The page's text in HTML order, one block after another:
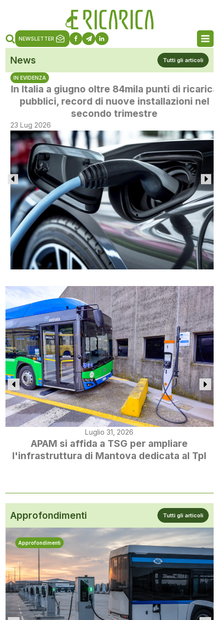
NEWSLETTER
News Tutti gli articoli
IN EVIDENZA
In Italia a giugno oltre 84mila punti di ricarica
pubblici, record di nuove installazioni nel
secondo trimestre
23 Lug 2026
Luglio 31, 2026
APAM si affida a TSG per ampliare
l'infrastruttura di Mantova dedicata al Tpl
Approfondimenti Tutti gli articoli
Approfondimenti